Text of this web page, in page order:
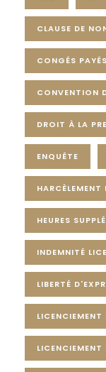
CLAUSE DE
CONGÉS PAYÉS
CONVENTION
DROIT À LA
ENQUÊTE
HARCÈLEMENT
HEURES
INDEMNITÉ
LIBERTÉ
LICENCIEMENT